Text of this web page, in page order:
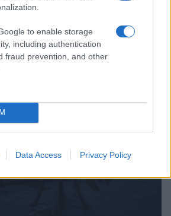
to enable storage
including authentication
fraud prevention, and other
Data Access Privacy Policy